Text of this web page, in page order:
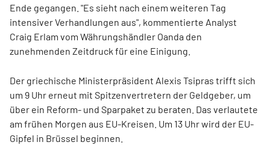
Ende gegangen. "Es sieht nach einem weiteren Tag
intensiver Verhandlungen aus", kommentierte Analyst
Craig Erlam vom Währungshändler Oanda den
zunehmenden Zeitdruck für eine Einigung.
Der griechische Ministerpräsident Alexis Tsipras trifft sich
um 9 Uhr erneut mit Spitzenvertretern der Geldgeber, um
über ein Reform- und Sparpaket zu beraten. Das verlautete
am frühen Morgen aus EU-Kreisen. Um 13 Uhr wird der EU-
Gipfel in Brüssel beginnen.